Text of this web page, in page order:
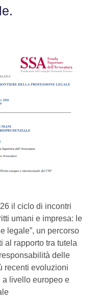
il ciclo di incontri
umani e impresa: le
legale”, un percorso
al rapporto tra tutela
delle
recenti evoluzioni
a livello europeo e